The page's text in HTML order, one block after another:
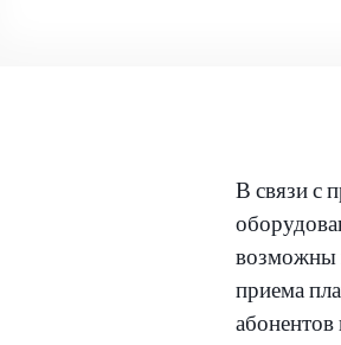
В связи с
возможны
приема
абонентов